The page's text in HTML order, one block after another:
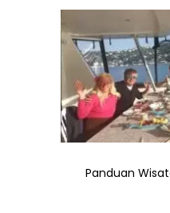
Panduan